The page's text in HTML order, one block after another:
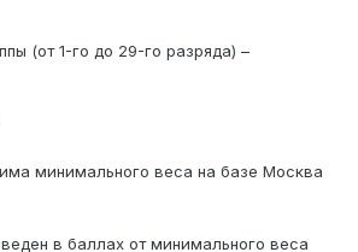
(от 1-го до 29-го разряда) –
минимального веса на базе Москва
в баллах от минимального веса